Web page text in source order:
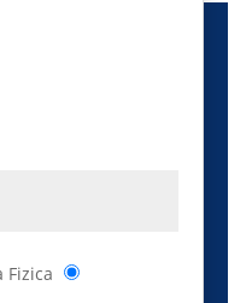
Fizica